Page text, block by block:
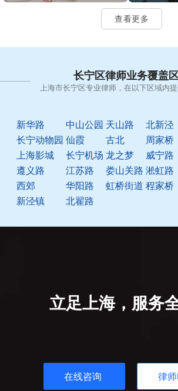
查看更多
长宁区律师业务覆盖
上海市长宁区专业律师，在以下区域内提
新华路 中山公园 天山路
北新泾
长宁动物园 仙霞 古北
周家桥
上海影城
长宁机场 龙之梦
威宁路
遵义路
江苏路 娄山关路 淞虹路
西郊
华阳路 虹桥街道 程家桥
新泾镇
北翟路
立足上海，服务
在线咨询 律